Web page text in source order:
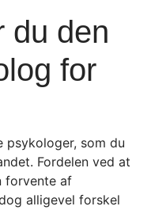
du den
for
psykologer, som du
Fordelen ved at
forvente af
alligevel forskel